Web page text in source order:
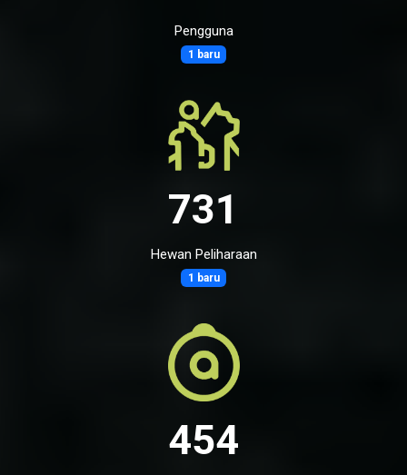
Pengguna
1 baru
731
Hewan Peliharaan
1 baru
454